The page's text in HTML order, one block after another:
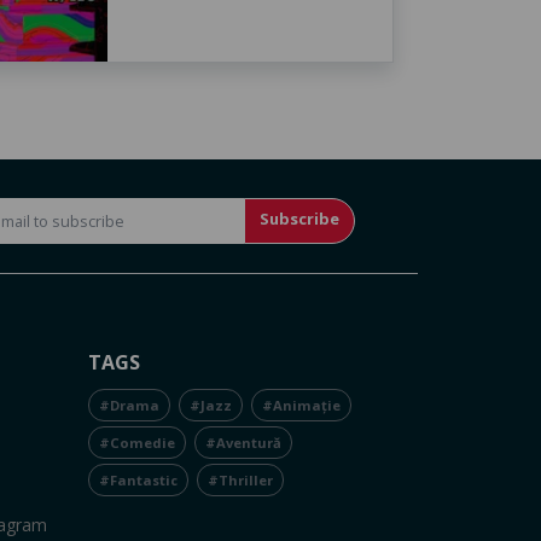
Subscribe
TAGS
#Drama #Jazz #Animație
#Comedie #Aventură
#Fantastic #Thriller